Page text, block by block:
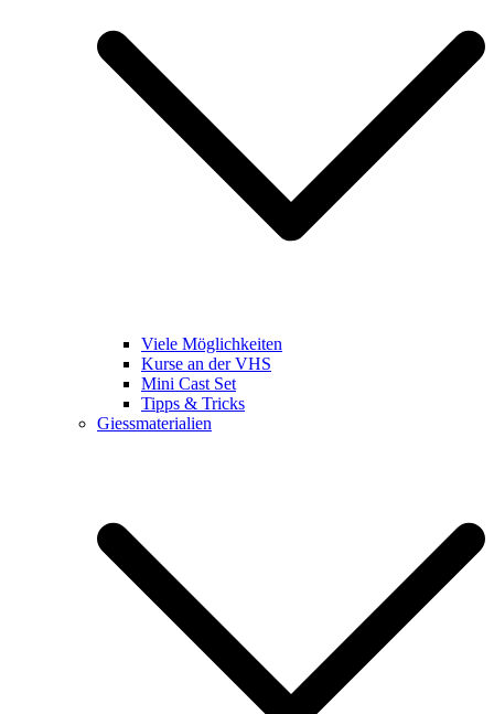
Viele Möglichkeiten
Kurse an der VHS
Mini Cast Set
Tipps & Tricks
Giessmaterialien